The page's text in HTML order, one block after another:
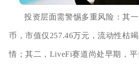
投资层面需警惕多重风险：其
币，市值仅257.46万元，流动性枯
情；其二，LiveFi赛道尚处早期，